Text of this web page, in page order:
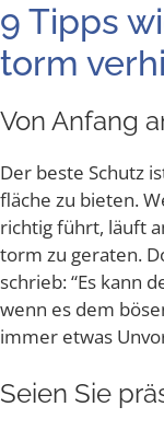
9 Tipps
torm
Von Anfang
Der bes­te Schutz
flä­che zu bie­ten.
rich­tig führt, läuft
torm zu gera­ten.
schrieb: “Es kann
wenn es dem
immer etwas
Sei­en Sie